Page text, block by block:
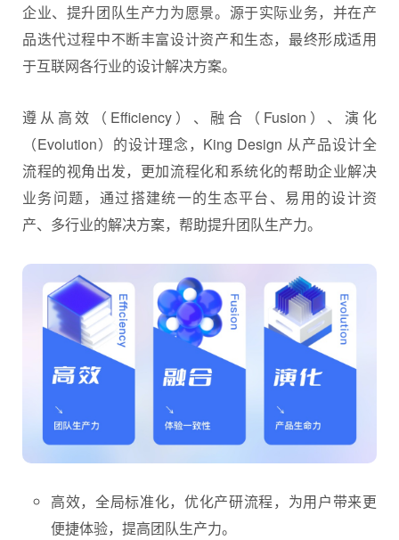
企业、提升团队生产力为愿景。源于实际业务，并在产
品迭代过程中不断丰富设计资产和生态，最终形成适用
于互联网各行业的设计解决方案。
遵从高效（Efficiency）、融合（Fusion）、演化
（Evolution）的设计理念，King Design 从产品设计全
流程的视角出发，更加流程化和系统化的帮助企业解决
业务问题，通过搭建统一的生态平台、易用的设计资
产、多行业的解决方案，帮助提升团队生产力。
高效，全局标准化，优化产研流程，为用户带来更
便捷体验，提高团队生产力。